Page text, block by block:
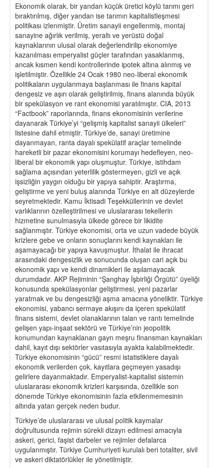
Ekonomik olarak, bir yandan küçük üretici köylü tarımı geri
bıraktırılmış, diğer yandan ise tarımın kapitalistleşmesi
politikası izlenmiştir. Üretim sanayii engellenmiş, montaj
sanayine ağırlık verilmiş, yeraltı ve yerüstü doğal
kaynaklarının ulusal olarak değerlendirilip ekonomiye
kazanılması emperyalist güçler tarafından yasaklanmış,
ancak kısmen kendi kontrollerinde ipotek altına alınmış ve
işletilmiştir. Özellikle 24 Ocak 1980 neo-liberal ekonomik
politikaların uygulanmaya başlanması ile finans kapital
dengesiz ve aşırı olarak geliştirilmiş, finans alanında büyük
bir spekülasyon ve rant ekonomisi yaratılmıştır. CIA, 2013
“Factbook” raporlarında, finans ekonomisinin verilerine
dayanarak Türkiye’yi “gelişmiş kapitalist sanayii ülkeleri”
listesine dahil etmiştir. Türkiye’de, sanayi üretimine
dayanmayan, ranta dayalı spekülatif araçlar temelinde
hareketli bir pazar ekonomisini korumayı hedefleyen, neo-
liberal bir ekonomik yapı oluşmuştur. Türkiye, istihdam
sağlama açısından yeterlilik göstermeyen, gizli ve açık
işsizliğin yaygın olduğu bir yapıya sahiptir. Araştırma,
geliştirme ve yeni buluş alanında Türkiye en alt düzeylerde
seyretmektedir. Kamu İktisadi Teşekküllerinin ve devlet
varlıklarının özelleştirilmesi ve uluslararası tekellerin
hizmetine sunulmasıyla ülkede görece bir likidite
sağlanmıştır. Türkiye ekonomisi, orta ve uzun vadede büyük
krizlere gebe ve onların sonuçlarını kendi kaynakları ile
aşamayacağı bir yapıya kavuşmuştur. İthalat ile ihracat
arasındaki dengesizlik ve sonucunda oluşan cari açık bu
ekonomik yapı ve kendi dinamikleri ile aşılamayacak
durumdadır. AKP Rejiminin “Şanghay İşbirliği Örgütü” üyeliği
konusunda spekülasyonlar geliştirmesi, yeni pazarlar
yaratmak ve bu dengesizliği aşma amacına yöneliktir. Türkiye
ekonomisi, yabancı sermaye akışını da içeren spekülatif
finans sistemi, devlet olanaklarının talan ve rantı temelinde
gelişen yapı-inşaat sektörü ve Türkiye’nin jeopolitik
konumundan kaynaklanan gayrı meşru finansman kaynakları
dahil, kayıt dışı sektörler vasıtasıyla ayakta kalabilmektedir.
Türkiye ekonomisinin “gücü” resmi istatistiklere dayalı
ekonomik verilerden çok, kayıtlara geçmeyen yasadışı
gelirlere dayanmaktadır. Emperyalist-kapitalist sistemin
uluslararası ekonomik krizleri karşısında, özellikle son
dönemde Türkiye ekonomisinin fazla etkilenmemesinin
altında yatan gerçek neden budur.
Türkiye’de uluslararası ve ulusal politik kaymalar
doğrultusunda rejimin sürekli dizayn edilmesi amacıyla
askeri, gerici, faşist darbeler ve rejimler defalarca
uygulanmıştır. Türkiye Cumhuriyeti kurulalı beri totaliter, sivil
ve askeri diktatörlükler ile yönetilmiştir.